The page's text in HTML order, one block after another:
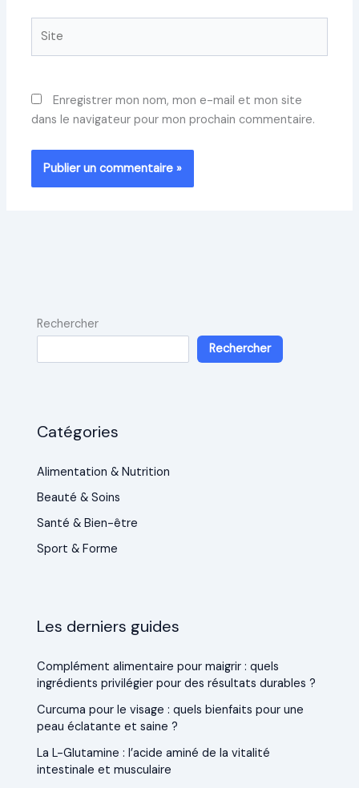
Enregistrer mon nom, mon e-mail et mon site
dans le navigateur pour mon prochain commentaire.
Rechercher
Rechercher
Catégories
Alimentation & Nutrition
Beauté & Soins
Santé & Bien-être
Sport & Forme
Les derniers guides
Complément alimentaire pour maigrir : quels
ingrédients privilégier pour des résultats durables ?
Curcuma pour le visage : quels bienfaits pour une
peau éclatante et saine ?
La L-Glutamine : l’acide aminé de la vitalité
intestinale et musculaire